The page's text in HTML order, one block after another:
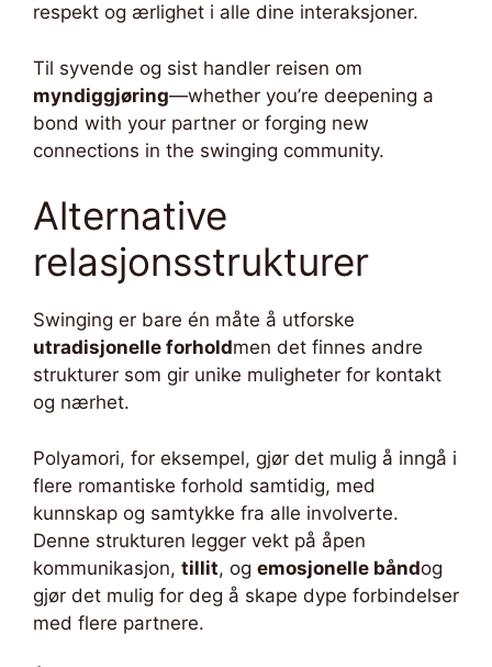
respekt og ærlighet i alle dine interaksjoner.
Til syvende og sist handler reisen om
myndiggjøring—whether you’re deepening a
bond with your partner or forging new
connections in the swinging community.
Alternative
relasjonsstrukturer
Swinging er bare én måte å utforske
utradisjonelle forholdmen det finnes andre
strukturer som gir unike muligheter for kontakt
og nærhet.
Polyamori, for eksempel, gjør det mulig å inngå i
flere romantiske forhold samtidig, med
kunnskap og samtykke fra alle involverte.
Denne strukturen legger vekt på åpen
kommunikasjon, tillit, og emosjonelle båndog
gjør det mulig for deg å skape dype forbindelser
med flere partnere.